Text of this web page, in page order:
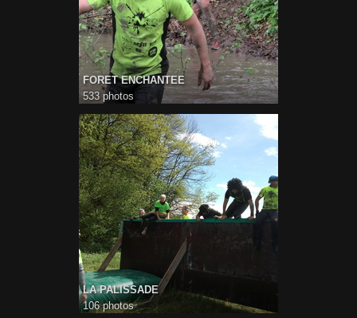
FORET ENCHANTEE
533 photos
LA PALISSADE
106 photos